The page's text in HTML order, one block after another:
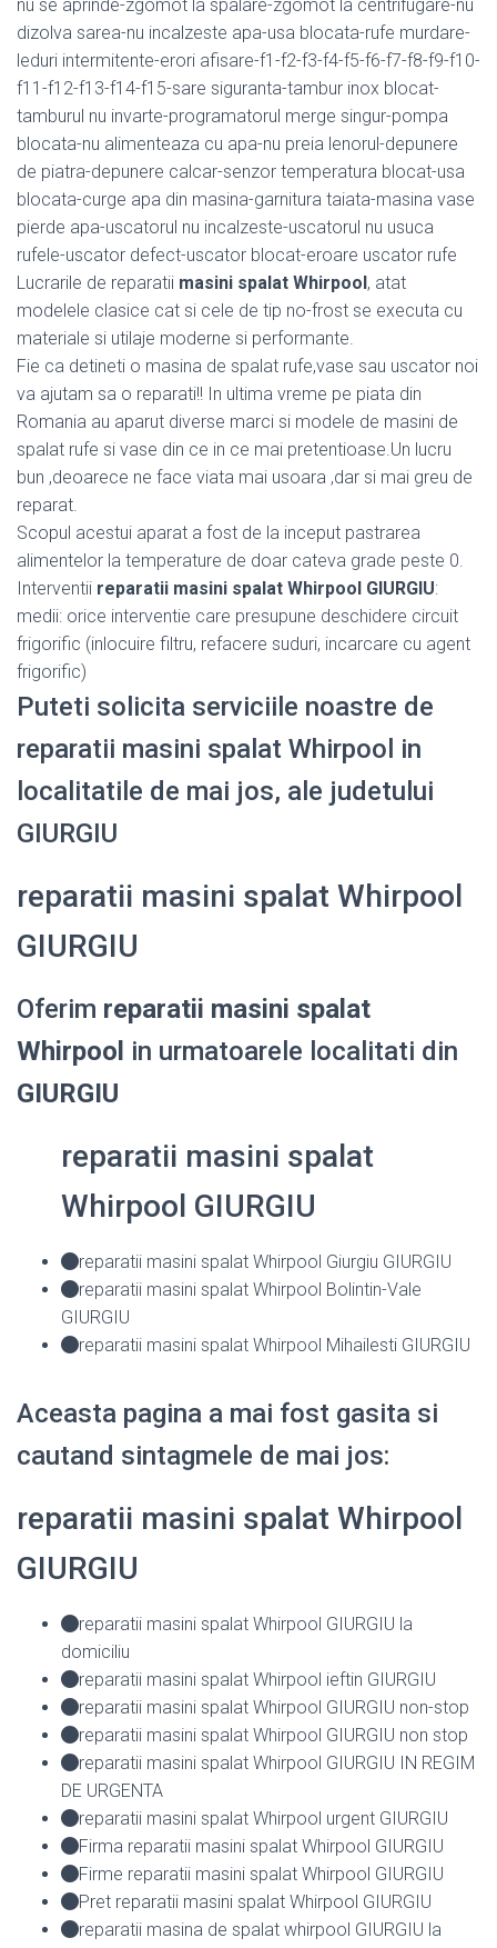
nu se aprinde-zgomot la spalare-zgomot la centrifugare-nu
dizolva sarea-nu incalzeste apa-usa blocata-rufe murdare-
leduri intermitente-erori afisare-f1-f2-f3-f4-f5-f6-f7-f8-f9-f10-
f11-f12-f13-f14-f15-sare siguranta-tambur inox blocat-
tamburul nu invarte-programatorul merge singur-pompa
blocata-nu alimenteaza cu apa-nu preia lenorul-depunere
de piatra-depunere calcar-senzor temperatura blocat-usa
blocata-curge apa din masina-garnitura taiata-masina vase
pierde apa-uscatorul nu incalzeste-uscatorul nu usuca
rufele-uscator defect-uscator blocat-eroare uscator rufe
Lucrarile de reparatii masini spalat Whirpool, atat
modelele clasice cat si cele de tip no-frost se executa cu
materiale si utilaje moderne si performante.
Fie ca detineti o masina de spalat rufe,vase sau uscator noi
va ajutam sa o reparati!! In ultima vreme pe piata din
Romania au aparut diverse marci si modele de masini de
spalat rufe si vase din ce in ce mai pretentioase.Un lucru
bun ,deoarece ne face viata mai usoara ,dar si mai greu de
reparat.
Scopul acestui aparat a fost de la inceput pastrarea
alimentelor la temperature de doar cateva grade peste 0.
Interventii reparatii masini spalat Whirpool GIURGIU:
medii: orice interventie care presupune deschidere circuit
frigorific (inlocuire filtru, refacere suduri, incarcare cu agent
frigorific)
Puteti solicita serviciile noastre de
reparatii masini spalat Whirpool in
localitatile de mai jos, ale judetului
GIURGIU
reparatii masini spalat Whirpool
GIURGIU
Oferim reparatii masini spalat
Whirpool in urmatoarele localitati din
GIURGIU
reparatii masini spalat
Whirpool GIURGIU
reparatii masini spalat Whirpool Giurgiu GIURGIU
reparatii masini spalat Whirpool Bolintin-Vale
GIURGIU
reparatii masini spalat Whirpool Mihailesti GIURGIU
Aceasta pagina a mai fost gasita si
cautand sintagmele de mai jos:
reparatii masini spalat Whirpool
GIURGIU
reparatii masini spalat Whirpool GIURGIU la
domiciliu
reparatii masini spalat Whirpool ieftin GIURGIU
reparatii masini spalat Whirpool GIURGIU non-stop
reparatii masini spalat Whirpool GIURGIU non stop
reparatii masini spalat Whirpool GIURGIU IN REGIM
DE URGENTA
reparatii masini spalat Whirpool urgent GIURGIU
Firma reparatii masini spalat Whirpool GIURGIU
Firme reparatii masini spalat Whirpool GIURGIU
Pret reparatii masini spalat Whirpool GIURGIU
reparatii masina de spalat whirpool GIURGIU la